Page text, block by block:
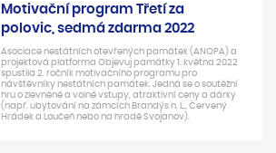
Motivační program Třetí za
polovic, sedmá zdarma 2022
Asociace nestátních otevřených památek (ANOPA) a
projektová platforma Objevuj památky 1. května 2022
spustila 2. ročník motivačního programu pro
návštěvníky nestátních památek. Jedná se o soutěžní
hru o zlevněné a volné vstupy, atraktivní ceny a dárky
(např. ubytování na zámcích Brandýs n. L., Červený
Hrádek a Loučeň nebo na hradě Svojanov).